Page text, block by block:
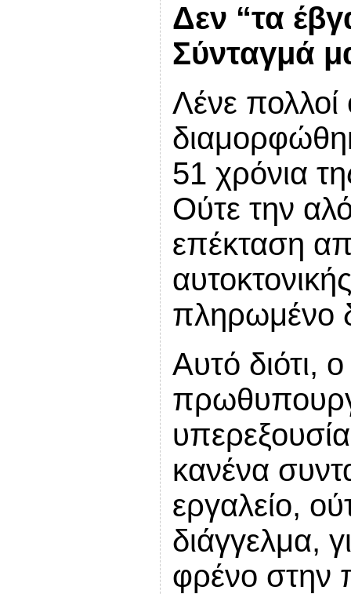
Δεν “τα
Σύνταγμά
Λένε
51 χρόνια
Ούτε την
επέκταση
πληρωμένο
Αυτό διότι,
κανένα
εργαλείο,
διάγγελμα,
φρένο στην